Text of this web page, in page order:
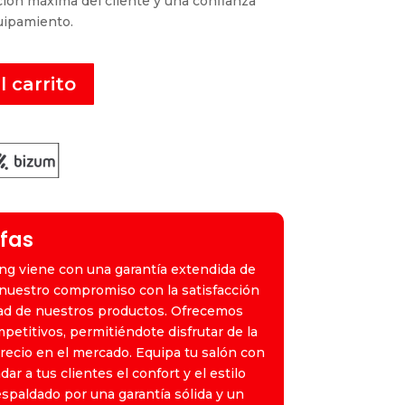
carrito
viene con una garantía extendida de
compromiso con la satisfacción
de nuestros productos. Ofrecemos
permitiéndote disfrutar de la
en el mercado. Equipa tu salón con
a tus clientes el confort y el estilo
por una garantía sólida y un